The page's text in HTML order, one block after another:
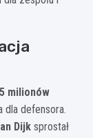
milionów
dla defensora.
Dijk sprostał